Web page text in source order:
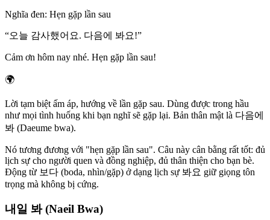
Nghĩa đen: Hẹn gặp lần sau
“오늘 감사했어요. 다음에 봐요!”
Cảm ơn hôm nay nhé. Hẹn gặp lần sau!
🌍
Lời tạm biệt ấm áp, hướng về lần gặp sau. Dùng được trong hầu
như mọi tình huống khi bạn nghĩ sẽ gặp lại. Bản thân mật là 다음에
봐 (Daeume bwa).
Nó tương đương với "hẹn gặp lần sau". Câu này cân bằng rất tốt: đủ
lịch sự cho người quen và đồng nghiệp, đủ thân thiện cho bạn bè.
Động từ 보다 (boda, nhìn/gặp) ở dạng lịch sự 봐요 giữ giọng tôn
trọng mà không bị cứng.
내일 봐 (Naeil Bwa)